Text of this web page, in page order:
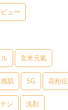
ュー
玄米元氣
肌 5G 花粉症
ン 洗剤